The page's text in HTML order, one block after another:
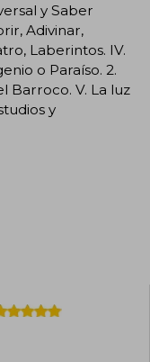
y Saber
Adivinar,
Laberintos. IV.
o Paraíso. 2.
Barroco. V. La luz
y